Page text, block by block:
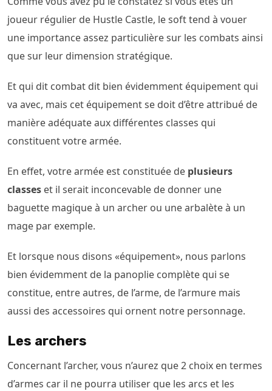
joueur régulier de Hustle Castle, le soft tend à vouer
une importance assez particulière sur les combats ainsi
que sur leur dimension stratégique.
Et qui dit combat dit bien évidemment équipement qui
va avec, mais cet équipement se doit d’être attribué de
manière adéquate aux différentes classes qui
constituent votre armée.
En effet, votre armée est constituée de plusieurs
classes et il serait inconcevable de donner une
baguette magique à un archer ou une arbalète à un
mage par exemple.
Et lorsque nous disons «équipement», nous parlons
bien évidemment de la panoplie complète qui se
constitue, entre autres, de l’arme, de l’armure mais
aussi des accessoires qui ornent notre personnage.
Les archers
Concernant l’archer, vous n’aurez que 2 choix en termes
d’armes car il ne pourra utiliser que les arcs et les